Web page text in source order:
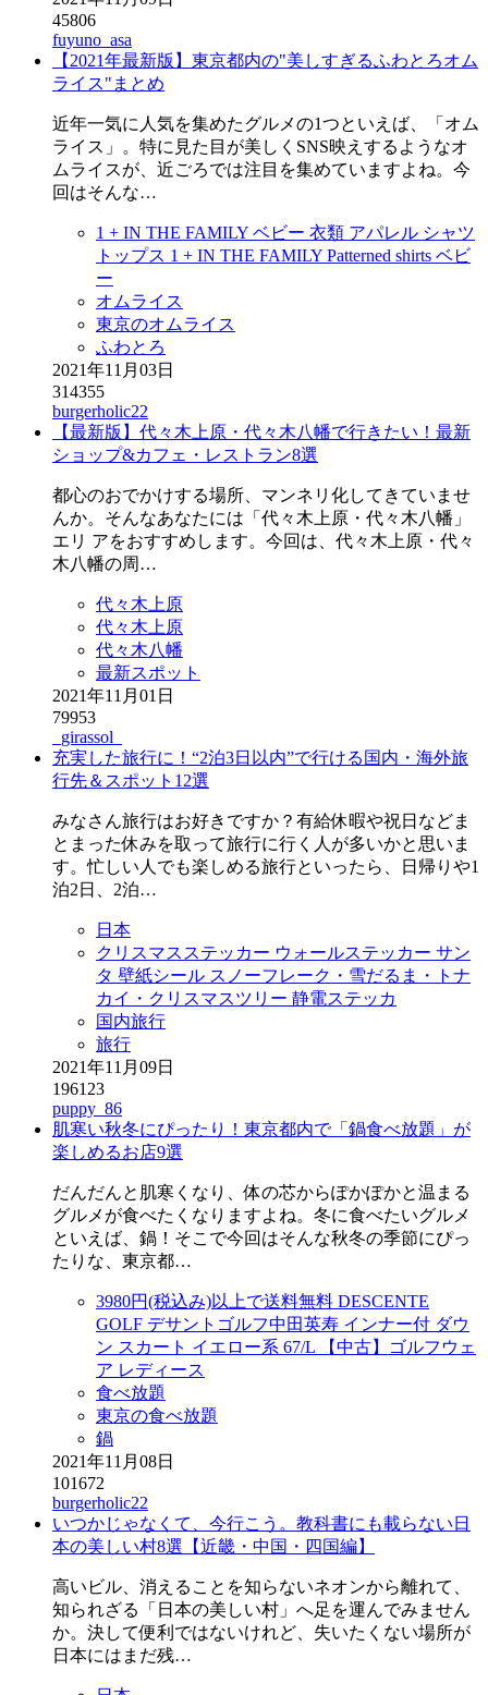
45806
fuyuno_asa
【2021年最新版】東京都内の"美しすぎるふわとろオム
ライス"まとめ
近年一気に人気を集めたグルメの1つといえば、「オム
ライス」。特に見た目が美しくSNS映えするようなオ
ムライスが、近ごろでは注目を集めていますよね。今
回はそんな…
1 + IN THE FAMILY ベビー 衣類 アパレル シャツ
トップス 1 + IN THE FAMILY Patterned shirts ベビ
ー
オムライス
東京のオムライス
ふわとろ
2021年11月03日
314355
burgerholic22
【最新版】代々木上原・代々木八幡で行きたい！最新
ショップ&カフェ・レストラン8選
都心のおでかけする場所、マンネリ化してきていませ
んか。そんなあなたには「代々木上原・代々木八幡」
エリ アをおすすめします。今回は、代々木上原・代々
木八幡の周…
代々木上原
代々木上原
代々木八幡
最新スポット
2021年11月01日
79953
_girassol_
充実した旅行に！“2泊3日以内”で行ける国内・海外旅
行先＆スポット12選
みなさん旅行はお好きですか？有給休暇や祝日などま
とまった休みを取って旅行に行く人が多いかと思いま
す。忙しい人でも楽しめる旅行といったら、日帰りや1
泊2日、2泊…
日本
クリスマスステッカー ウォールステッカー サン
タ 壁紙シール スノーフレーク・雪だるま・トナ
カイ・クリスマスツリー 静電ステッカ
国内旅行
旅行
2021年11月09日
196123
puppy_86
肌寒い秋冬にぴったり！東京都内で「鍋食べ放題」が
楽しめるお店9選
だんだんと肌寒くなり、体の芯からぽかぽかと温まる
グルメが食べたくなりますよね。冬に食べたいグルメ
といえば、鍋！そこで今回はそんな秋冬の季節にぴっ
たりな、東京都…
3980円(税込み)以上で送料無料 DESCENTE
GOLF デサントゴルフ中田英寿 インナー付 ダウ
ン スカート イエロー系 67/L 【中古】ゴルフウェ
ア レディース
食べ放題
東京の食べ放題
鍋
2021年11月08日
101672
burgerholic22
いつかじゃなくて、今行こう。教科書にも載らない日
本の美しい村8選【近畿・中国・四国編】
高いビル、消えることを知らないネオンから離れて、
知られざる「日本の美しい村」へ足を運んでみません
か。決して便利ではないけれど、失いたくない場所が
日本にはまだ残…